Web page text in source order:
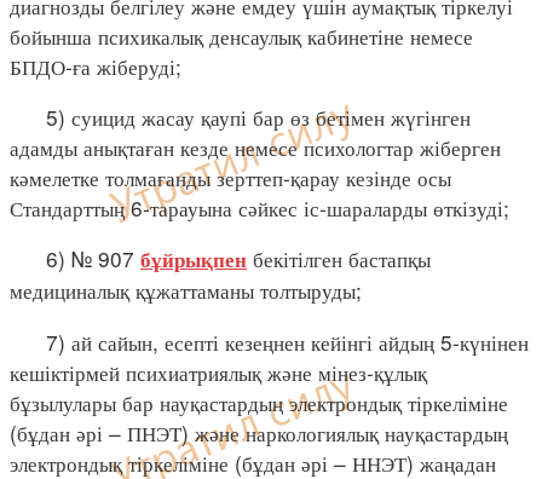
бойынша психикалық денсаулық кабинетіне немесе
БПДО-ға жіберуді;
5) суицид жасау қаупі бар өз бетімен жүгінген
адамды анықтаған кезде немесе психологтар жіберген
кәмелетке толмағанды зерттеп-қарау кезінде осы
Стандарттың 6-тарауына сәйкес іс-шараларды өткізуді;
6) № 907 бұйрықпен бекітілген бастапқы
медициналық құжаттаманы толтыруды;
7) ай сайын, есепті кезеңнен кейінгі айдың 5-күнінен
кешіктірмей психиатриялық және мінез-құлық
бұзылулары бар науқастардың электрондық тіркеліміне
(бұдан әрі – ПНЭТ) және наркологиялық науқастардың
электрондық тіркеліміне (бұдан әрі – ННЭТ) жаңадан